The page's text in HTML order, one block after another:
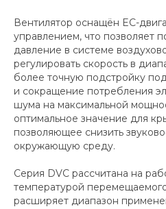
Вентилятор оснащён EC-
управлением, что позволяет
давление в системе
регулировать скорость в
более точную подстройку
и сокращение потребления
шума на максимальной
оптимальное значение для
позволяющее снизить
окружающую среду.
Серия DVC рассчитана на
температурой перемещаемого
расширяет диапазон